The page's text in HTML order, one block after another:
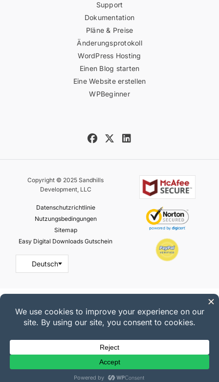
Support
Dokumentation
Pläne & Preise
Änderungsprotokoll
WordPress Hosting
Einen Blog starten
Eine Website erstellen
WPBeginner
Copyright © 2025 Sandhills
Development, LLC
Datenschutzrichtlinie
Nutzungsbedingungen
Sitemap
Easy Digital Downloads Gutschein